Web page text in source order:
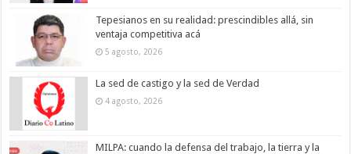
Tepesianos en su realidad: prescindibles allá, sin
ventaja competitiva acá
5 agosto, 2026
La sed de castigo y la sed de Verdad
4 agosto, 2026
MILPA: cuando la defensa del trabajo, la tierra y la